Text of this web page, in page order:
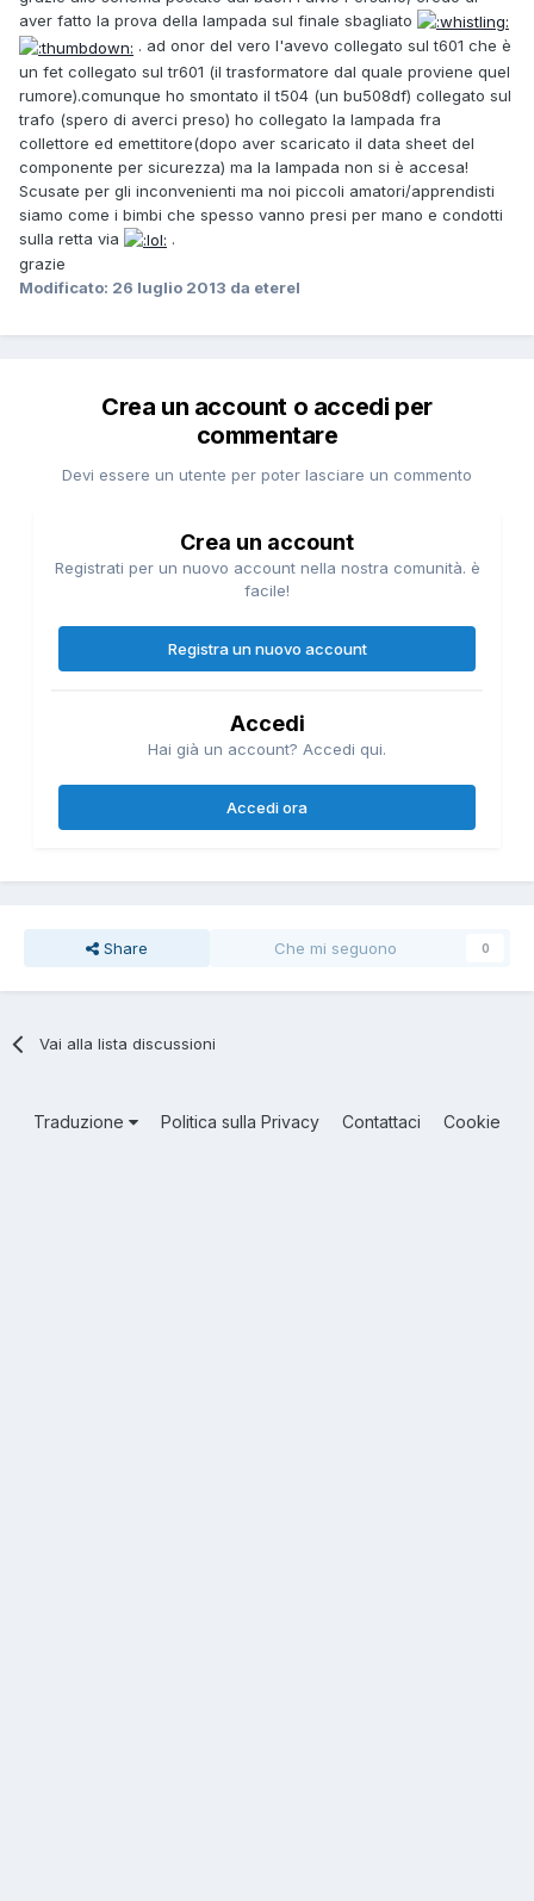
aver fatto la prova della lampada sul finale sbagliato
. ad onor del vero l'avevo collegato sul t601 che è
un fet collegato sul tr601 (il trasformatore dal quale proviene quel
rumore).comunque ho smontato il t504 (un bu508df) collegato sul
trafo (spero di averci preso) ho collegato la lampada fra
collettore ed emettitore(dopo aver scaricato il data sheet del
componente per sicurezza) ma la lampada non si è accesa!
Scusate per gli inconvenienti ma noi piccoli amatori/apprendisti
siamo come i bimbi che spesso vanno presi per mano e condotti
sulla retta via
.
grazie
Modificato: 26 luglio 2013 da eterel
Crea un account o accedi per
commentare
Devi essere un utente per poter lasciare un commento
Crea un account
Registrati per un nuovo account nella nostra comunità. è
facile!
Registra un nuovo account
Accedi
Hai già un account? Accedi qui.
Accedi ora
Share Che mi seguono 0
Vai alla lista discussioni
Traduzione Politica sulla Privacy Contattaci Cookie